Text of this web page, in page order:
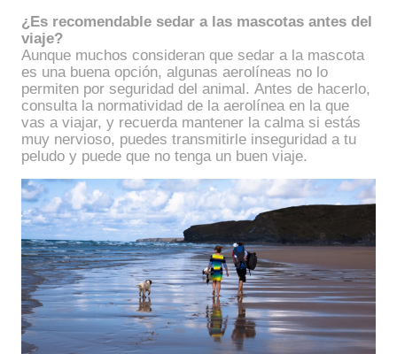
¿Es recomendable sedar a las mascotas antes del
viaje?
Aunque muchos consideran que sedar a la mascota
es una buena opción, algunas aerolíneas no lo
permiten por seguridad del animal. Antes de hacerlo,
consulta la normatividad de la aerolínea en la que
vas a viajar, y recuerda mantener la calma si estás
muy nervioso, puedes transmitirle inseguridad a tu
peludo y puede que no tenga un buen viaje.